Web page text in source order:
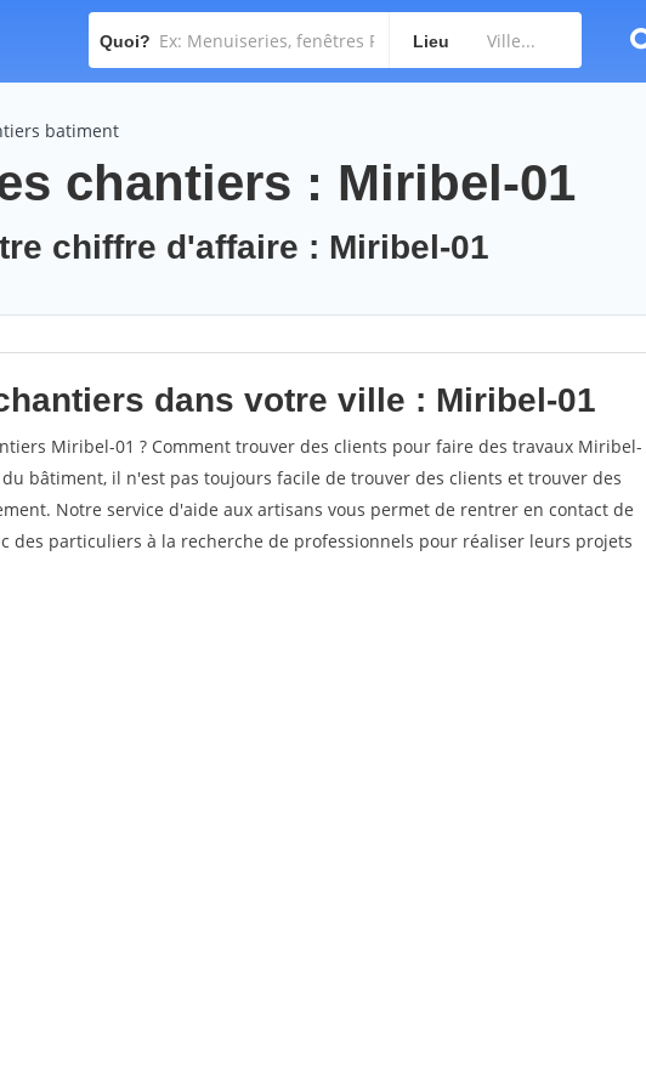
Quoi? Lieu
batiment
chantiers : Miribel-01
chiffre d'affaire : Miribel-01
dans votre ville : Miribel-01
Miribel-01 ? Comment trouver des clients pour faire des travaux Miribel-
bâtiment, il n'est pas toujours facile de trouver des clients et trouver des
Notre service d'aide aux artisans vous permet de rentrer en contact de
des particuliers à la recherche de professionnels pour réaliser leurs projets